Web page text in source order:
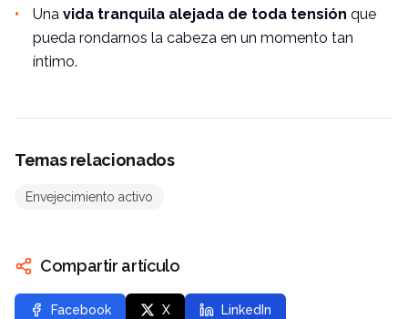
Una vida tranquila alejada de toda tensión que
pueda rondarnos la cabeza en un momento tan
íntimo.
Temas relacionados
Envejecimiento activo
Compartir artículo
Facebook X LinkedIn